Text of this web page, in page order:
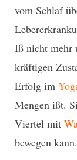
vom Schlaf
Iß nicht mehr
kräftigen
Erfolg im
Mengen ißt.
Viertel mit
bewegen